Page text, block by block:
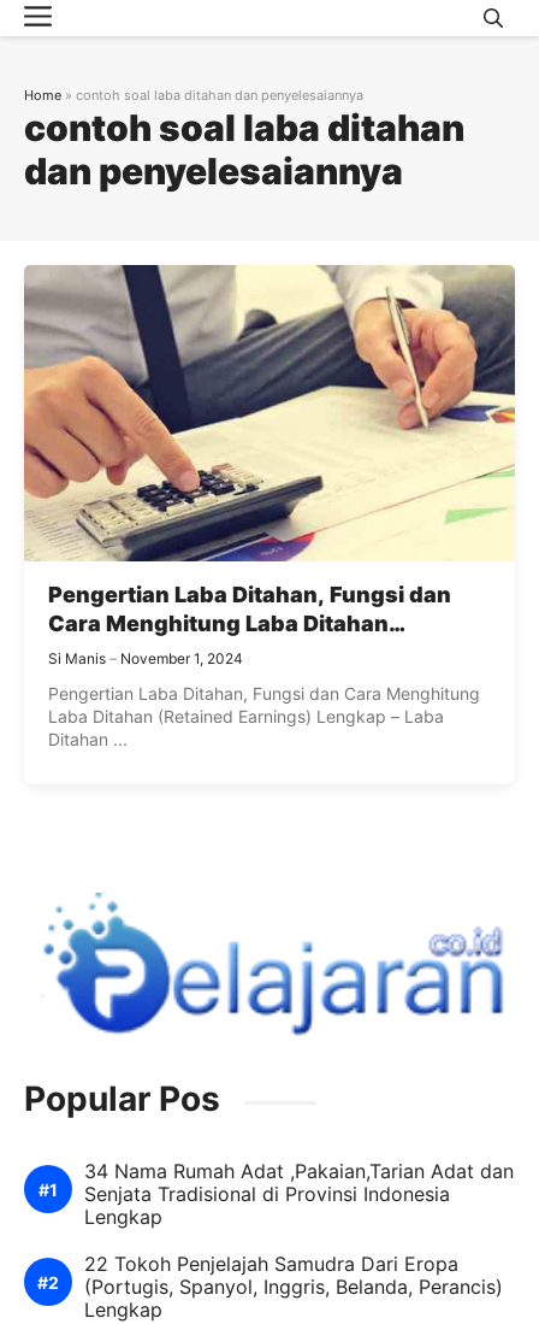
Skip
to
Menu
contoh soal laba ditahan
dan penyelesaiannya
Home » contoh soal laba ditahan dan penyelesaiannya
Pengertian Laba Ditahan, Fungsi dan
Cara Menghitung Laba Ditahan
(Retained Earnings) Lengkap
Si Manis November 1, 2024
Pengertian Laba Ditahan, Fungsi dan Cara Menghitung
Laba Ditahan (Retained Earnings) Lengkap – Laba
Ditahan ...
Popular Pos
34 Nama Rumah Adat ,Pakaian,Tarian Adat dan
Senjata Tradisional di Provinsi Indonesia
Lengkap
22 Tokoh Penjelajah Samudra Dari Eropa
(Portugis, Spanyol, Inggris, Belanda, Perancis)
Lengkap